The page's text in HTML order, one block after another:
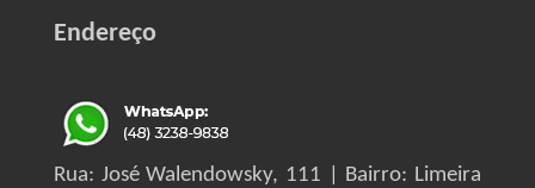
Endereço
Rua: José Walendowsky, 111 | Bairro: Limeira